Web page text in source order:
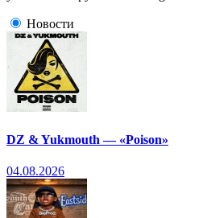
Новости
DZ & Yukmouth — «Poison»
04.08.2026